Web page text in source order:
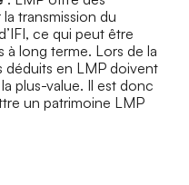
transmission du
ce qui peut être
à long terme. Lors de la
déduits en LMP doivent
plus-value. Il est donc
un patrimoine LMP